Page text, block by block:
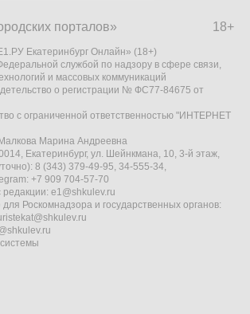
18+
порталов»
Екатеринбург Онлайн» (18+)
службой по надзору в сфере связи,
и массовых коммуникаций
о регистрации № ФС77-84675 от
с ограниченной ответственностью "ИНТЕРНЕТ
Марина Андреевна
Екатеринбург, ул. Шейнкмана, 10, 3-й этаж,
8 (343) 379-49-95, 34-555-34,
+7 909 704-57-70
e1@shkulev.ru
Роскомнадзора и государственных органов: